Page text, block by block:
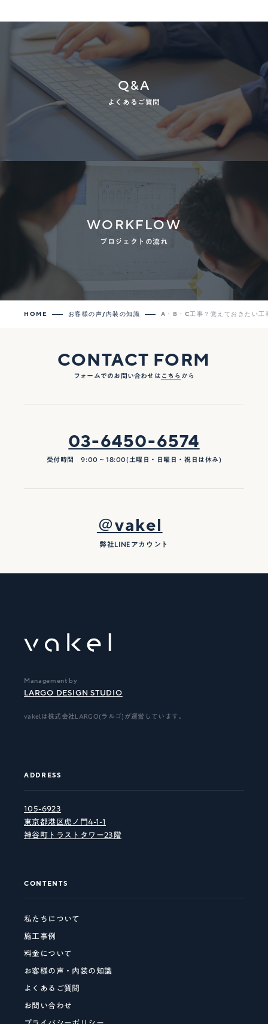
Q&A
よくあるご質問
WORKFLOW
プロジェクトの流れ
HOME お客様の声/内装の知識 A・B・C工事？覚えておきたい工
CONTACT FORM
フォームでのお問い合わせは こちら から
03-6450-6574
受付時間 9:00 ~ 18:00(土曜日・日曜日・祝日は休み)
＠vakel
弊社LINEアカウント
Management by
LARGO DESIGN STUDIO
vakelは株式会社LARGO(ラルゴ)が運営しています。
ADDRESS
105-6923
東京都港区虎ノ門4-1-1
神谷町トラストタワー23階
CONTENTS
私たちについて
施工事例
料金について
お客様の声・内装の知識
よくあるご質問
お問い合わせ